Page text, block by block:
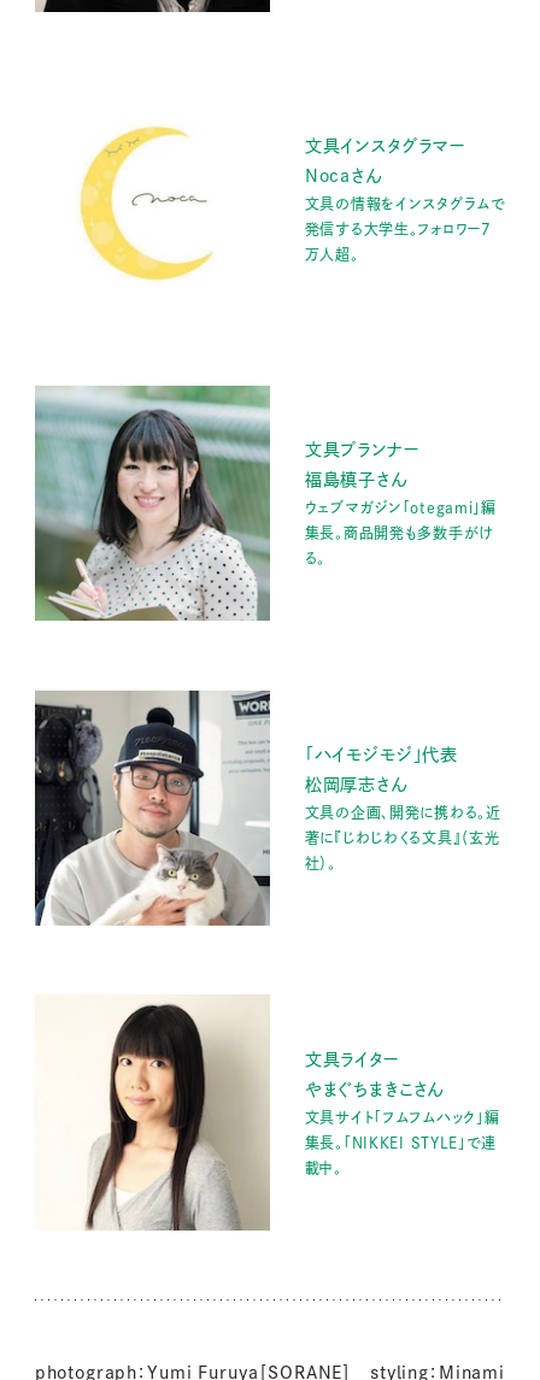
文具インスタグラマー
Nocaさん
文具の情報をインスタグラムで
発信する大学生。フォロワー7
万人超。
文具プランナー
福島槙子さん
ウェブマガジン「otegami」編
集長。商品開発も多数手がけ
る。
「ハイモジモジ」代表
松岡厚志さん
文具の企画、開発に携わる。近
著に『じわじわくる文具』（玄光
社）。
文具ライター
やまぐちまきこさん
文具サイト「フムフムハック」編
集長。「NIKKEI STYLE」で連
載中。
photograph：Yumi Furuya［SORANE］ styling：Minami